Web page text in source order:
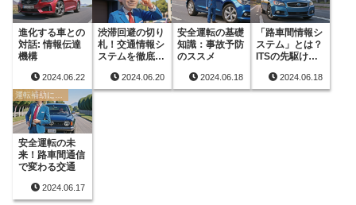
進化する車との
対話: 情報伝達
機構
2024.06.22
渋滞回避の切り
札！交通情報シ
ステムを徹底解
2024.06.20
安全運転の基礎
知識：事故予防
のススメ
2024.06.18
「路車間情報シ
ステム」とは？
ITSの先駆けと
2024.06.18
安全運転の未
来！路車間通信
で変わる交通
2024.06.17